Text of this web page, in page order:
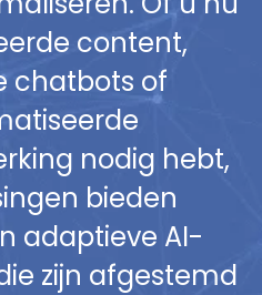
content,
chatbots of
nodig hebt,
bieden
adaptieve AI-
zijn afgestemd